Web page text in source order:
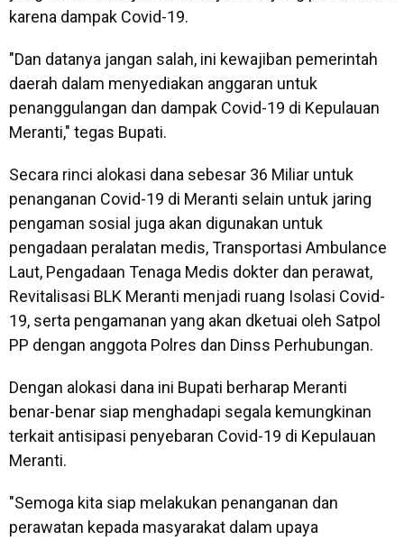
karena dampak Covid-19.
"Dan datanya jangan salah, ini kewajiban pemerintah
daerah dalam menyediakan anggaran untuk
penanggulangan dan dampak Covid-19 di Kepulauan
Meranti," tegas Bupati.
Secara rinci alokasi dana sebesar 36 Miliar untuk
penanganan Covid-19 di Meranti selain untuk jaring
pengaman sosial juga akan digunakan untuk
pengadaan peralatan medis, Transportasi Ambulance
Laut, Pengadaan Tenaga Medis dokter dan perawat,
Revitalisasi BLK Meranti menjadi ruang Isolasi Covid-
19, serta pengamanan yang akan dketuai oleh Satpol
PP dengan anggota Polres dan Dinss Perhubungan.
Dengan alokasi dana ini Bupati berharap Meranti
benar-benar siap menghadapi segala kemungkinan
terkait antisipasi penyebaran Covid-19 di Kepulauan
Meranti.
"Semoga kita siap melakukan penanganan dan
perawatan kepada masyarakat dalam upaya